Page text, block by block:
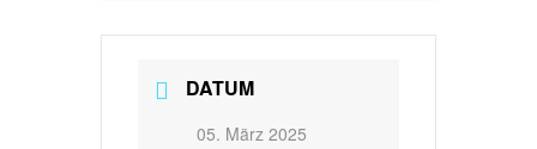
DATUM
05. März 2025